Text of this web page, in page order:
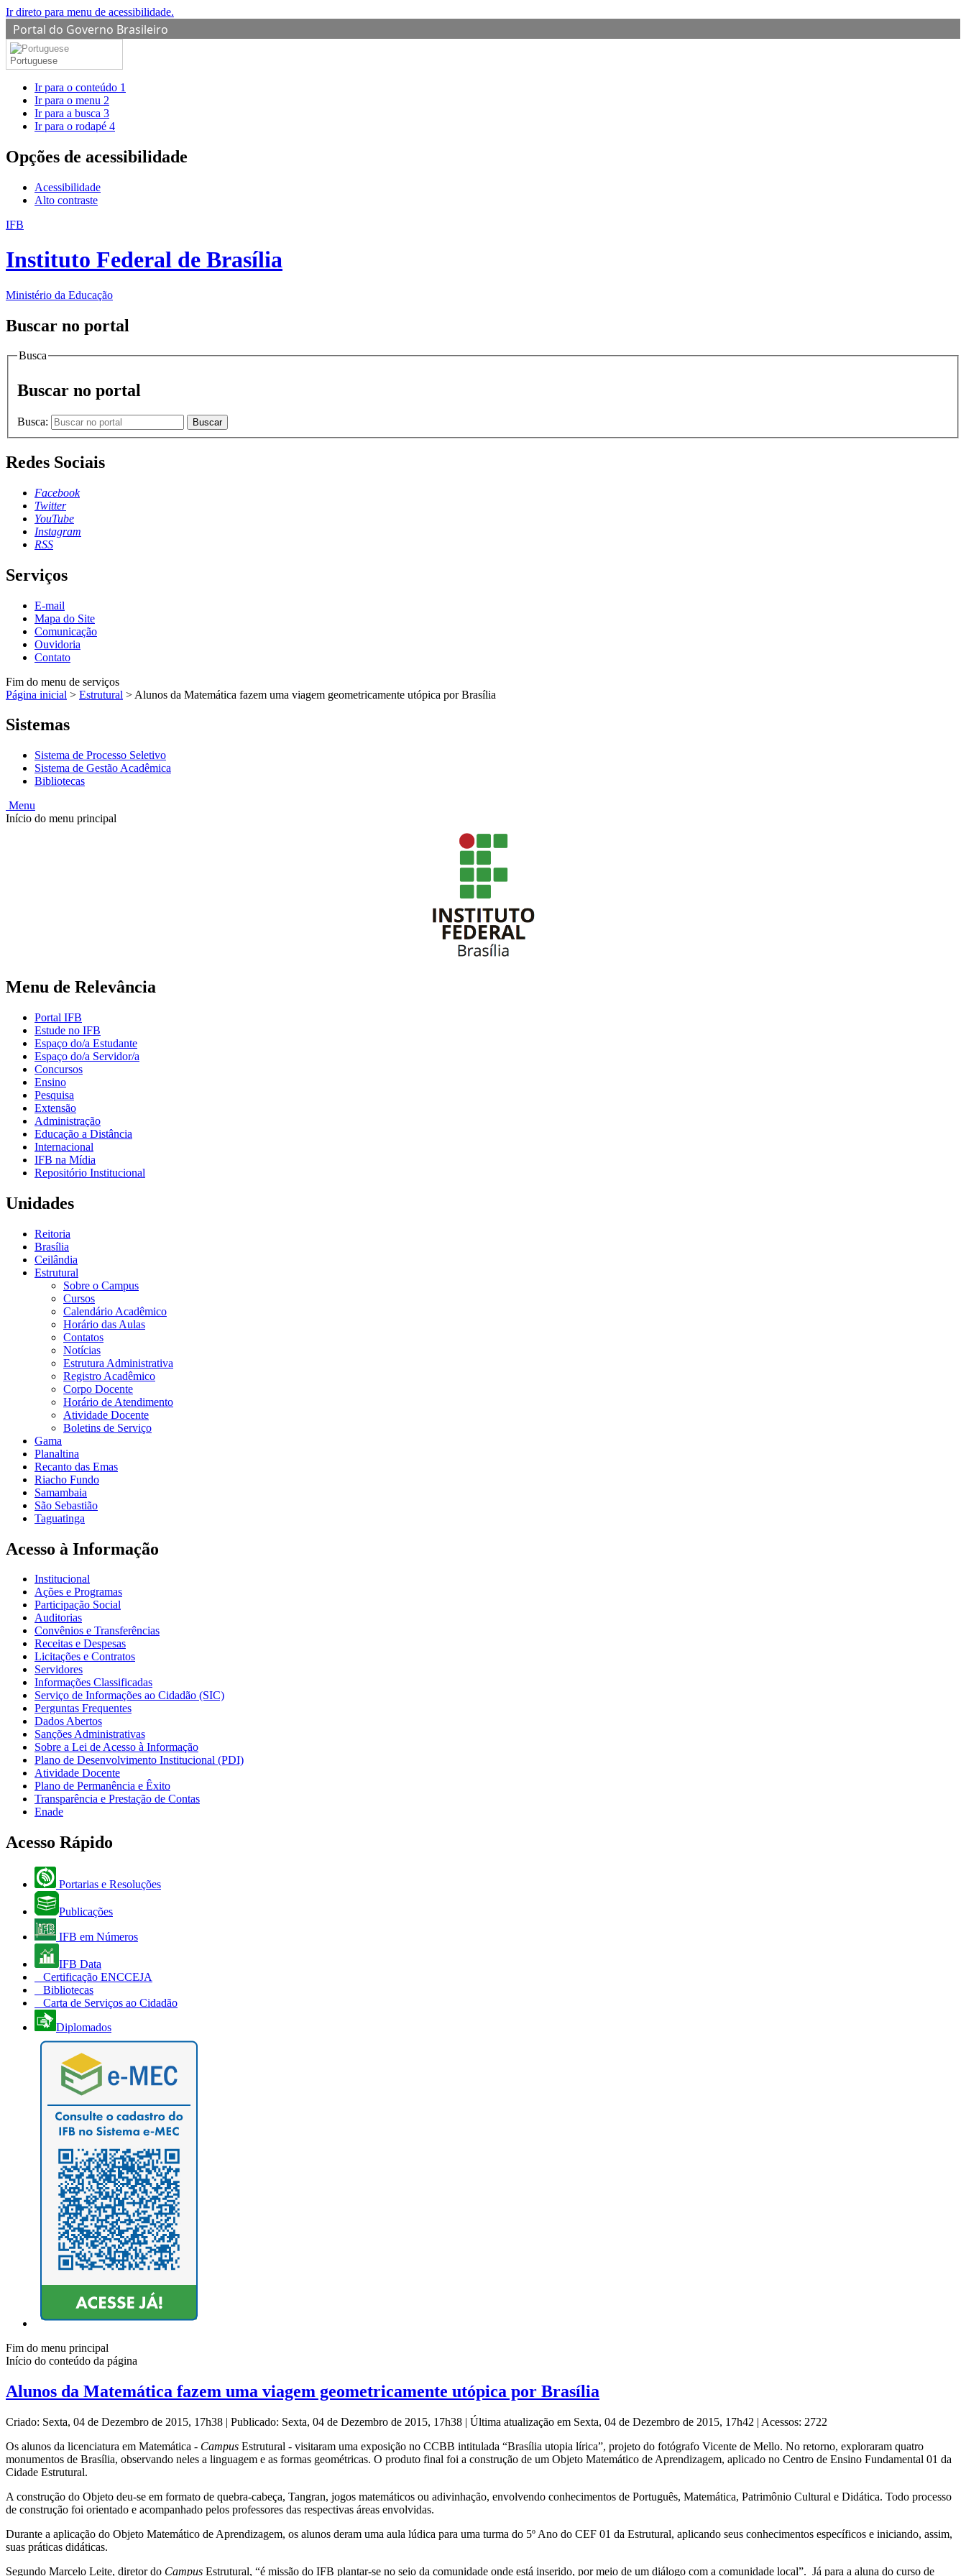
Ir direto para menu de acessibilidade.
Portal do Governo Brasileiro
Portuguese
Ir para o conteúdo 1
Ir para o menu 2
Ir para a busca 3
Ir para o rodapé 4
Opções de acessibilidade
Acessibilidade
Alto contraste
IFB
Instituto Federal de Brasília
Ministério da Educação
Buscar no portal
Busca
Buscar no portal
Busca: Buscar
Redes Sociais
Facebook
Twitter
YouTube
Instagram
RSS
Serviços
E-mail
Mapa do Site
Comunicação
Ouvidoria
Contato
Fim do menu de serviços
Página inicial > Estrutural > Alunos da Matemática fazem uma viagem geometricamente utópica por Brasília
Sistemas
Sistema de Processo Seletivo
Sistema de Gestão Acadêmica
Bibliotecas
Menu
Início do menu principal
Menu de Relevância
Portal IFB
Estude no IFB
Espaço do/a Estudante
Espaço do/a Servidor/a
Concursos
Ensino
Pesquisa
Extensão
Administração
Educação a Distância
Internacional
IFB na Mídia
Repositório Institucional
Unidades
Reitoria
Brasília
Ceilândia
Estrutural
Sobre o Campus
Cursos
Calendário Acadêmico
Horário das Aulas
Contatos
Notícias
Estrutura Administrativa
Registro Acadêmico
Corpo Docente
Horário de Atendimento
Atividade Docente
Boletins de Serviço
Gama
Planaltina
Recanto das Emas
Riacho Fundo
Samambaia
São Sebastião
Taguatinga
Acesso à Informação
Institucional
Ações e Programas
Participação Social
Auditorias
Convênios e Transferências
Receitas e Despesas
Licitações e Contratos
Servidores
Informações Classificadas
Serviço de Informações ao Cidadão (SIC)
Perguntas Frequentes
Dados Abertos
Sanções Administrativas
Sobre a Lei de Acesso à Informação
Plano de Desenvolvimento Institucional (PDI)
Atividade Docente
Plano de Permanência e Êxito
Transparência e Prestação de Contas
Enade
Acesso Rápido
Portarias e Resoluções
Publicações
IFB em Números
IFB Data
Certificação ENCCEJA
Bibliotecas
Carta de Serviços ao Cidadão
Diplomados
Fim do menu principal
Início do conteúdo da página
Alunos da Matemática fazem uma viagem geometricamente utópica por Brasília
Criado: Sexta, 04 de Dezembro de 2015, 17h38 | Publicado: Sexta, 04 de Dezembro de 2015, 17h38 | Última atualização em Sexta, 04 de Dezembro de 2015, 17h42 | Acessos: 2722
Os alunos da licenciatura em Matemática - Campus Estrutural - visitaram uma exposição no CCBB intitulada “Brasília utopia lírica”, projeto do fotógrafo Vicente de Mello. No retorno, exploraram quatro
monumentos de Brasília, observando neles a linguagem e as formas geométricas. O produto final foi a construção de um Objeto Matemático de Aprendizagem, aplicado no Centro de Ensino Fundamental 01 da
Cidade Estrutural.
A construção do Objeto deu-se em formato de quebra-cabeça, Tangran, jogos matemáticos ou adivinhação, envolvendo conhecimentos de Português, Matemática, Patrimônio Cultural e Didática. Todo processo
de construção foi orientado e acompanhado pelos professores das respectivas áreas envolvidas.
Durante a aplicação do Objeto Matemático de Aprendizagem, os alunos deram uma aula lúdica para uma turma do 5º Ano do CEF 01 da Estrutural, aplicando seus conhecimentos específicos e iniciando, assim,
suas práticas didáticas.
Segundo Marcelo Leite, diretor do Campus Estrutural, “é missão do IFB plantar-se no seio da comunidade onde está inserido, por meio de um diálogo com a comunidade local”. Já para a aluna do curso de